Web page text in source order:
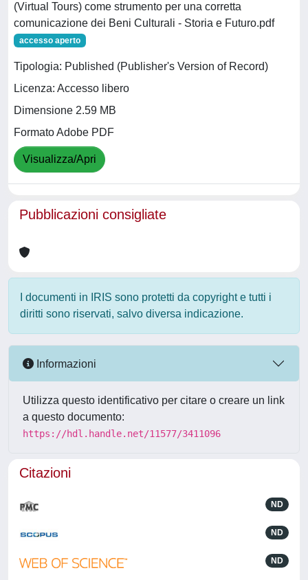
(Virtual Tours) come strumento per una corretta
comunicazione dei Beni Culturali - Storia e Futuro.pdf
accesso aperto
Tipologia: Published (Publisher's Version of Record)
Licenza: Accesso libero
Dimensione 2.59 MB
Formato Adobe PDF
Visualizza/Apri
Pubblicazioni consigliate
I documenti in IRIS sono protetti da copyright e tutti i
diritti sono riservati, salvo diversa indicazione.
Informazioni
Utilizza questo identificativo per citare o creare un link
a questo documento:
https://hdl.handle.net/11577/3411096
Citazioni
ND
ND
ND